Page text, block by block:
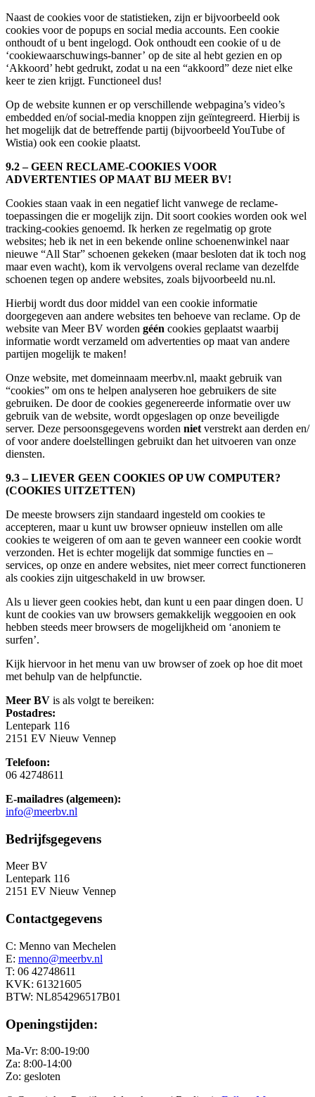
Naast de cookies voor de statistieken, zijn er bijvoorbeeld ook
cookies voor de popups en social media accounts. Een cookie
onthoudt of u bent ingelogd. Ook onthoudt een cookie of u de
‘cookiewaarschuwings-banner’ op de site al hebt gezien en op
‘Akkoord’ hebt gedrukt, zodat u na een “akkoord” deze niet elke
keer te zien krijgt. Functioneel dus!
Op de website kunnen er op verschillende webpagina’s video’s
embedded en/of social-media knoppen zijn geïntegreerd. Hierbij is
het mogelijk dat de betreffende partij (bijvoorbeeld YouTube of
Wistia) ook een cookie plaatst.
9.2 – GEEN RECLAME-COOKIES VOOR
ADVERTENTIES OP MAAT BIJ MEER BV!
Cookies staan vaak in een negatief licht vanwege de reclame-
toepassingen die er mogelijk zijn. Dit soort cookies worden ook wel
tracking-cookies genoemd. Ik herken ze regelmatig op grote
websites; heb ik net in een bekende online schoenenwinkel naar
nieuwe “All Star” schoenen gekeken (maar besloten dat ik toch nog
maar even wacht), kom ik vervolgens overal reclame van dezelfde
schoenen tegen op andere websites, zoals bijvoorbeeld nu.nl.
Hierbij wordt dus door middel van een cookie informatie
doorgegeven aan andere websites ten behoeve van reclame. Op de
website van Meer BV worden géén cookies geplaatst waarbij
informatie wordt verzameld om advertenties op maat van andere
partijen mogelijk te maken!
Onze website, met domeinnaam meerbv.nl, maakt gebruik van
“cookies” om ons te helpen analyseren hoe gebruikers de site
gebruiken. De door de cookies gegenereerde informatie over uw
gebruik van de website, wordt opgeslagen op onze beveiligde
server. Deze persoonsgegevens worden niet verstrekt aan derden en/
of voor andere doelstellingen gebruikt dan het uitvoeren van onze
diensten.
9.3 – LIEVER GEEN COOKIES OP UW COMPUTER?
(COOKIES UITZETTEN)
De meeste browsers zijn standaard ingesteld om cookies te
accepteren, maar u kunt uw browser opnieuw instellen om alle
cookies te weigeren of om aan te geven wanneer een cookie wordt
verzonden. Het is echter mogelijk dat sommige functies en –
services, op onze en andere websites, niet meer correct functioneren
als cookies zijn uitgeschakeld in uw browser.
Als u liever geen cookies hebt, dan kunt u een paar dingen doen. U
kunt de cookies van uw browsers gemakkelijk weggooien en ook
hebben steeds meer browsers de mogelijkheid om ‘anoniem te
surfen’.
Kijk hiervoor in het menu van uw browser of zoek op hoe dit moet
met behulp van de helpfunctie.
Meer BV is als volgt te bereiken:
Postadres:
Lentepark 116
2151 EV Nieuw Vennep
Telefoon:
06 42748611
E-mailadres (algemeen):
info@meerbv.nl
Bedrijfsgegevens
Meer BV
Lentepark 116
2151 EV Nieuw Vennep
Contactgegevens
C: Menno van Mechelen
E: menno@meerbv.nl
T: 06 42748611
KVK: 61321605
BTW: NL854296517B01
Openingstijden:
Ma-Vr: 8:00-19:00
Za: 8:00-14:00
Zo: gesloten